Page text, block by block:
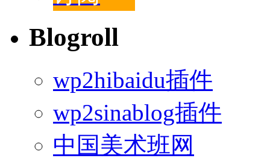
Blogroll
wp2hibaidu插件
wp2sinablog插件
中国美术班网